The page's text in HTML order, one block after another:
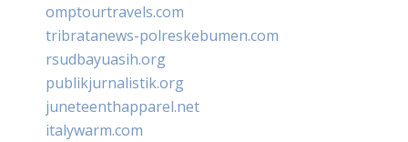
omptourtravels.com
tribratanews-polreskebumen.com
rsudbayuasih.org
publikjurnalistik.org
juneteenthapparel.net
italywarm.com